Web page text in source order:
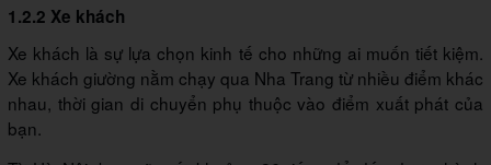
1.2.2 Xe khách
Xe khách là sự lựa chọn kinh tế cho những ai muốn tiết kiệm.
Xe khách giường nằm chạy qua Nha Trang từ nhiều điểm khác
nhau, thời gian di chuyển phụ thuộc vào điểm xuất phát của
bạn.